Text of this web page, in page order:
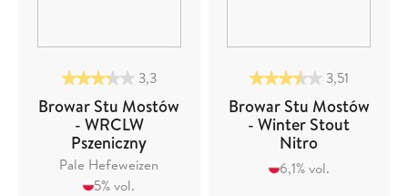
3,3
Browar Stu Mostów
- WRCLW
Pszeniczny
Pale Hefeweizen
5% vol.
3,51
Browar Stu Mostów
- Winter Stout
Nitro
6,1% vol.